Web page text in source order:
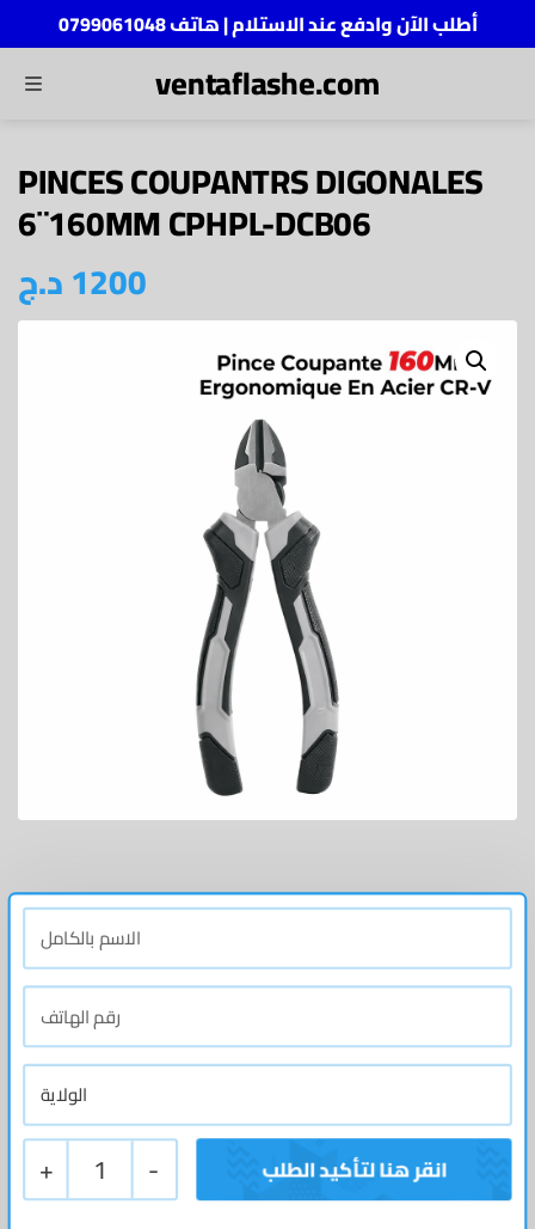
أطلب الآن وادفع عند الاستلام | هاتف 0799061048
MENU ventaflashe.com
PINCES COUPANTRS DIGONALES
6¨160MM CPHPL-DCB06
1200د.ج
+ 1 -